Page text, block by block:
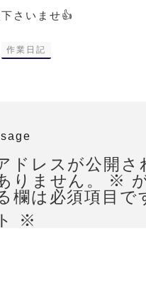
さいませ👍
作業日記
ドレスが公開さ
りません。
※
欄は必須項目で
※